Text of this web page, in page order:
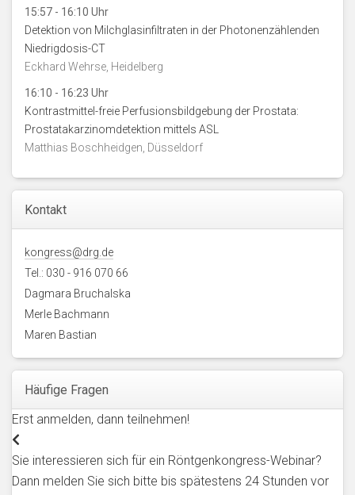
15:57 - 16:10 Uhr
Detektion von Milchglasinfiltraten in der Photonenzählenden
Niedrigdosis-CT
Eckhard Wehrse, Heidelberg
16:10 - 16:23 Uhr
Kontrastmittel-freie Perfusionsbildgebung der Prostata:
Prostatakarzinomdetektion mittels ASL
Matthias Boschheidgen, Düsseldorf
Kontakt
kongress@drg.de
Tel.: 030 - 916 070 66
Dagmara Bruchalska
Merle Bachmann
Maren Bastian
Häufige Fragen
Erst anmelden, dann teilnehmen!
Sie interessieren sich für ein Röntgenkongress-Webinar?
Dann melden Sie sich bitte bis spätestens 24 Stunden vor